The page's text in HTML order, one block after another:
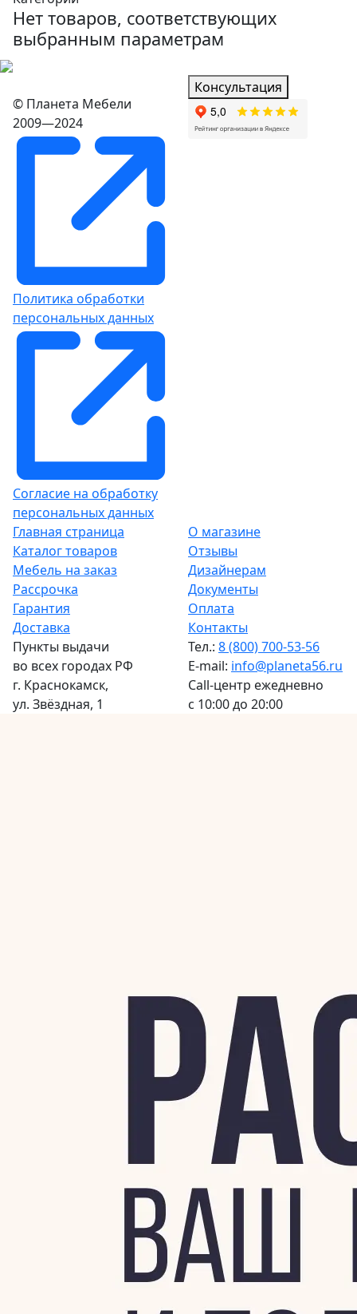
Нет товаров, соответствующих
выбранным параметрам
© Планета Мебели
2009—2024
Политика обработки
персональных данных
Согласие на обработку
персональных данных
Главная страница
Каталог товаров
Мебель на заказ
Рассрочка
Гарантия
О магазине
Отзывы
Дизайнерам
Документы
Оплата
Доставка
Пункты выдачи
во всех городах РФ
г. Краснокамск,
ул. Звёздная, 1
Контакты
Тел.: 8 (800) 700-53-56
E-mail: info@planeta56.ru
Call-центр ежедневно
с 10:00 до 20:00
Консультация